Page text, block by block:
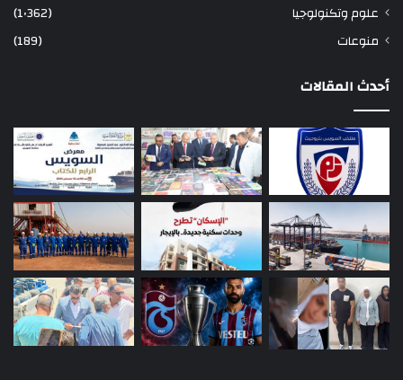
علوم وتكنولوجيا
(1٬362)
منوعات
(189)
أحدث المقالات